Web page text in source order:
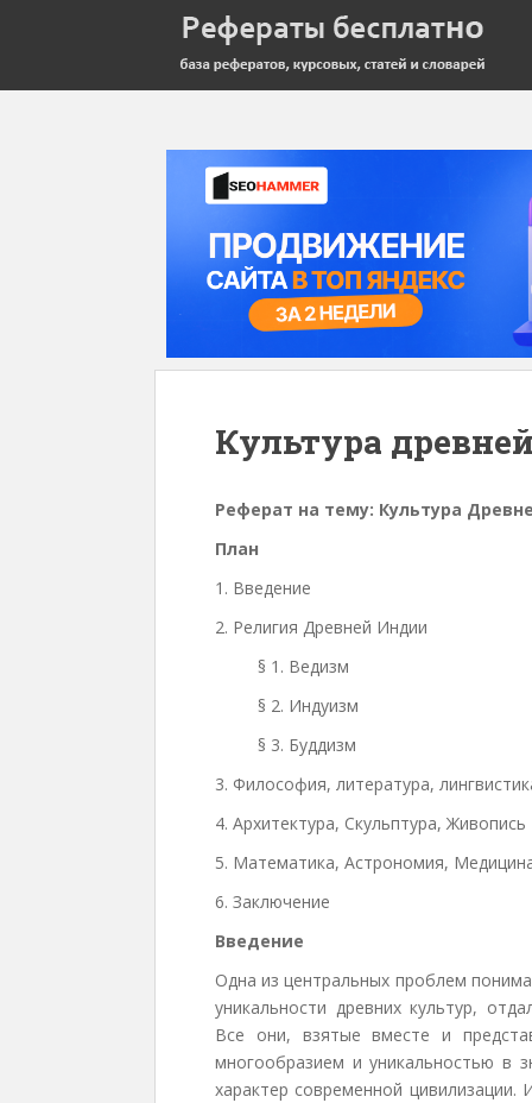
Культура
Реферат на тему: Культура
План
1. Введение
2. Религия Древней Индии
§ 1. Ведизм
§ 2. Индуизм
§ 3. Буддизм
3. Философия, литература,
4. Архитектура, Скульптура, Живопись
5. Математика, Астрономия,
6. Заключение
Введение
Одна из центральных проблем
уникальности древних культур,
Все они, взятые вместе и
многообразием и уникальностью в
характер современной